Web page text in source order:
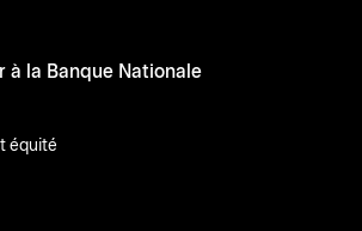
à la Banque Nationale
équité